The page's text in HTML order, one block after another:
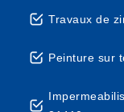
Travaux de
Peinture sur